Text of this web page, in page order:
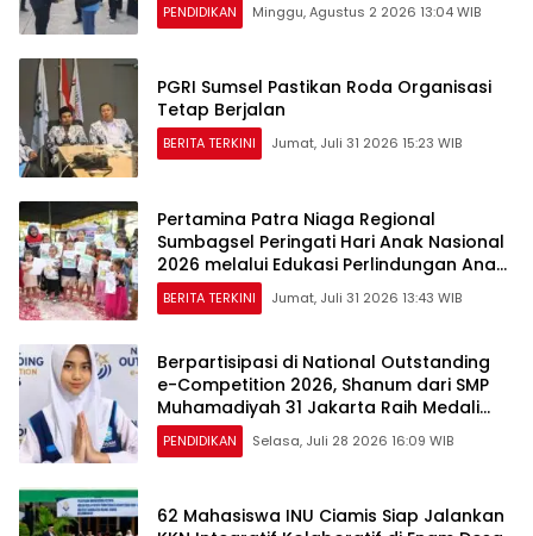
PENDIDIKAN Minggu, Agustus 2 2026 13:04 WIB
PGRI Sumsel Pastikan Roda Organisasi
Tetap Berjalan
BERITA TERKINI Jumat, Juli 31 2026 15:23 WIB
Pertamina Patra Niaga Regional
Sumbagsel Peringati Hari Anak Nasional
2026 melalui Edukasi Perlindungan Anak
dan Penguatan Posyandu
BERITA TERKINI Jumat, Juli 31 2026 13:43 WIB
Berpartisipasi di National Outstanding
e-Competition 2026, Shanum dari SMP
Muhamadiyah 31 Jakarta Raih Medali
Emas dan Perak
PENDIDIKAN Selasa, Juli 28 2026 16:09 WIB
62 Mahasiswa INU Ciamis Siap Jalankan